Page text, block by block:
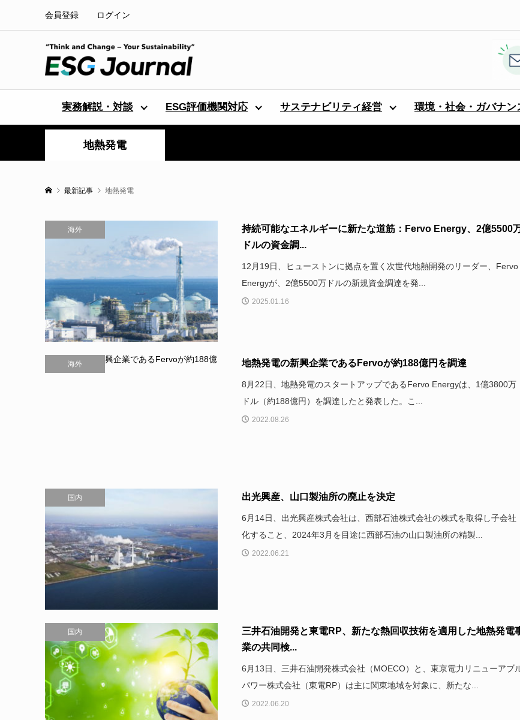
会員登録 ログイン
実務解説・対談 ESG評価機関対応 サステナビリティ経営 環境・社会・ガバナン
地熱発電
最新記事 地熱発電
海外
持続可能なエネルギーに新たな道筋：Fervo Energy、2億5500
ドルの資金調...
12月19日、ヒューストンに拠点を置く次世代地熱開発のリーダー、Fervo
Energyが、2億5500万ドルの新規資金調達を発...
2025.01.16
海外 地熱発電の新興企業であるFervoが約188億円を調達
8月22日、地熱発電のスタートアップであるFervo Energyは、1億3800万
ドル（約188億円）を調達したと発表した。こ...
2022.08.26
国内 出光興産、山口製油所の廃止を決定
6月14日、出光興産株式会社は、西部石油株式会社の株式を取得し子会社
化すること、2024年3月を目途に西部石油の山口製油所の精製...
2022.06.21
国内
三井石油開発と東電RP、新たな熱回収技術を適用した地熱発電
業の共同検...
6月13日、三井石油開発株式会社（MOECO）と、東京電力リニューアブ
パワー株式会社（東電RP）は主に関東地域を対象に、新たな...
2022.06.20